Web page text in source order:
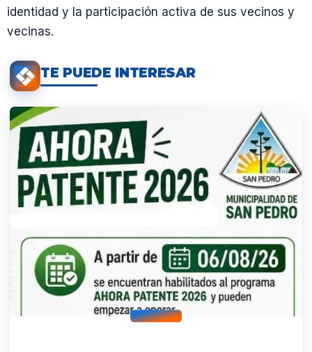
identidad y la participación activa de sus vecinos y
vecinas.
TE PUEDE INTERESAR